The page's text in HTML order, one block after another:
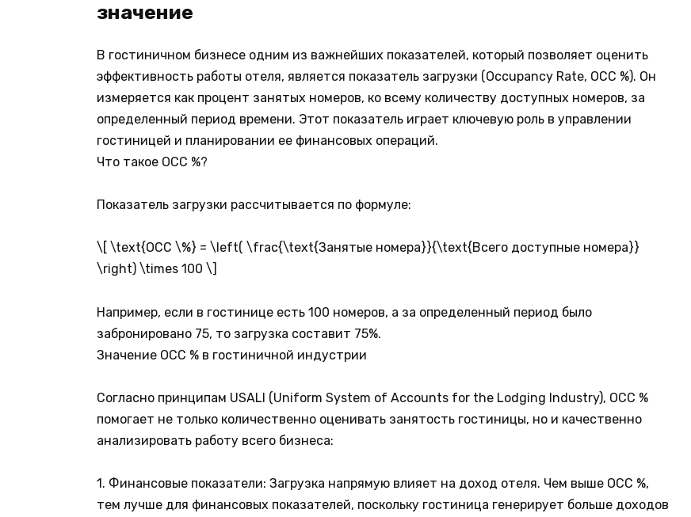
значение
В гостиничном бизнесе одним из важнейших показателей, который позволяет оценить
эффективность работы отеля, является показатель загрузки (Occupancy Rate, OCC %). Он
измеряется как процент занятых номеров, ко всему количеству доступных номеров, за
определенный период времени. Этот показатель играет ключевую роль в управлении
гостиницей и планировании ее финансовых операций.
Что такое OCC %?
Показатель загрузки рассчитывается по формуле:
\[ \text{OCC \%} = \left( \frac{\text{Занятые номера}}{\text{Всего доступные номера}}
\right) \times 100 \]
Например, если в гостинице есть 100 номеров, а за определенный период было
забронировано 75, то загрузка составит 75%.
Значение OCC % в гостиничной индустрии
Согласно принципам USALI (Uniform System of Accounts for the Lodging Industry), OCC %
помогает не только количественно оценивать занятость гостиницы, но и качественно
анализировать работу всего бизнеса:
1. Финансовые показатели: Загрузка напрямую влияет на доход отеля. Чем выше OCC %,
тем лучше для финансовых показателей, поскольку гостиница генерирует больше доходов